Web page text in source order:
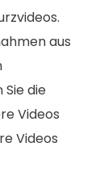
aus
Sie die
Videos
Videos